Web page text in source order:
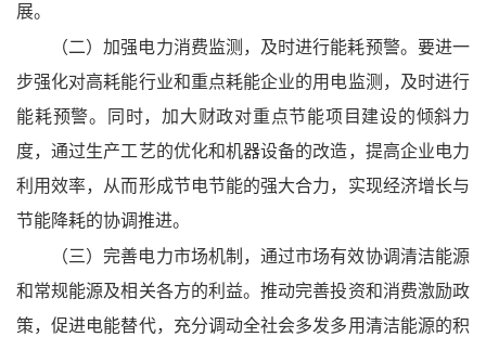
展。
（二）加强电力消费监测，及时进行能耗预警。要进一
步强化对高耗能行业和重点耗能企业的用电监测，及时进行
能耗预警。同时，加大财政对重点节能项目建设的倾斜力
度，通过生产工艺的优化和机器设备的改造，提高企业电力
利用效率，从而形成节电节能的强大合力，实现经济增长与
节能降耗的协调推进。
（三）完善电力市场机制，通过市场有效协调清洁能源
和常规能源及相关各方的利益。推动完善投资和消费激励政
策，促进电能替代，充分调动全社会多发多用清洁能源的积